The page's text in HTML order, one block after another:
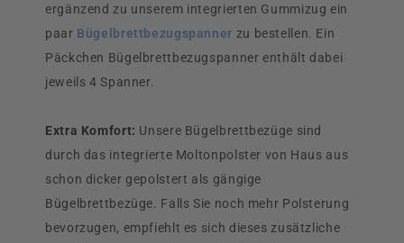
ergänzend zu unserem integrierten Gummizug ein
paar Bügelbrettbezugspanner zu bestellen. Ein
Päckchen Bügelbrettbezugspanner enthält dabei
jeweils 4 Spanner.
Extra Komfort: Unsere Bügelbrettbezüge sind
durch das integrierte Moltonpolster von Haus aus
schon dicker gepolstert als gängige
Bügelbrettbezüge. Falls Sie noch mehr Polsterung
bevorzugen, empfiehlt es sich dieses zusätzliche